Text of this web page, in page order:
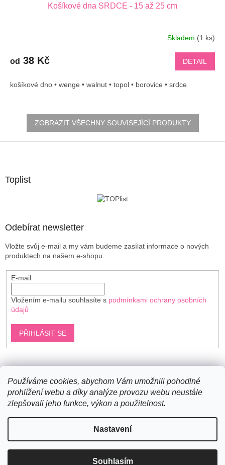
Používáme cookies, abychom Vám umožnili pohodlné
prohlížení webu a díky analýze provozu webu neustále
zlepšovali jeho funkce, výkon a použitelnost.
Nastavení
Souhlasím
Košíkové dna SRDCE - 15 až 25 cm
Skladem (1 ks)
od 38 Kč DETAIL
košíkové dno • wenge • walnut • topol • borovice • srdce
ZOBRAZIT VŠECHNY SOUVISEJÍCÍ PRODUKTY
Toplist
Odebírat newsletter
Vložte svůj e-mail a my vám budeme zasílat informace o nových
produktech na našem e-shopu.
E-mail
Vložením e-mailu souhlasíte s podmínkami ochrany osobních
údajů
PŘIHLÁSIT SE
Copyright 2026Bavlněné šňůry. Všechna práva vyhrazena.
Upravit nastavení cookies